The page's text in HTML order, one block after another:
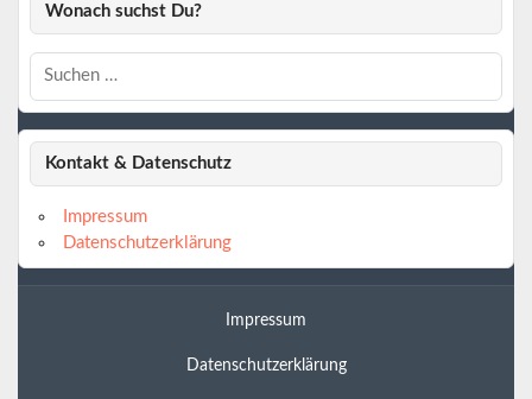
Wonach suchst Du?
Kontakt & Datenschutz
Impressum
Datenschutzerklärung
Impressum
Datenschutzerklärung